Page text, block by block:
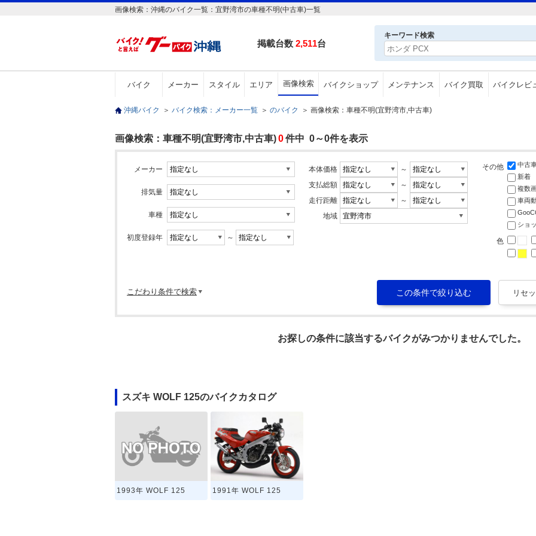
画像検索：沖縄のバイク一覧：宜野湾市の車種不明(中古車)一覧
掲載台数 2,511台
キーワード検索
バイク メーカー スタイル エリア 画像検索 バイクショップ メンテナンス バイク買取 バイクレビ
沖縄バイク ＞ バイク検索：メーカー一覧 ＞ のバイク ＞ 画像検索：車種不明(宜野湾市,中古車)
画像検索：車種不明(宜野湾市,中古車)0件中 0～0件を表示
メーカー
排気量
車種
初度登録年 ～
本体価格
～
支払総額
～
走行距離
～
地域
その他 中古
新着
複数
車両
ショ
色
こだわり条件で検索
お探しの条件に該当するバイクがみつかりませんでした。
スズキ WOLF 125のバイクカタログ
1993年 WOLF 125 1991年 WOLF 125